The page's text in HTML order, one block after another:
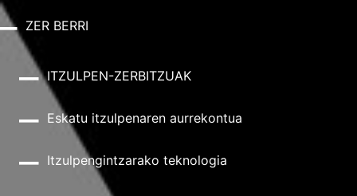
ZER BERRI
ITZULPEN-ZERBITZUAK
Eskatu itzulpenaren aurrekontua
Itzulpengintzarako teknologia